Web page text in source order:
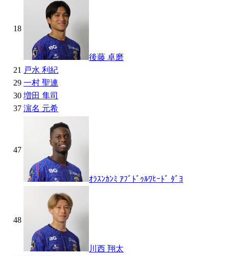
18
後藤 卓磨
21 戸水 利紀
29 一村 聖連
30 増田 隼司
37 濵名 元希
47
ｵﾗｽﾝｶﾝﾐ ｱﾌﾞﾄﾞｩﾙﾜﾋｰﾄﾞ ﾀﾞﾖ
48
川西 翔太